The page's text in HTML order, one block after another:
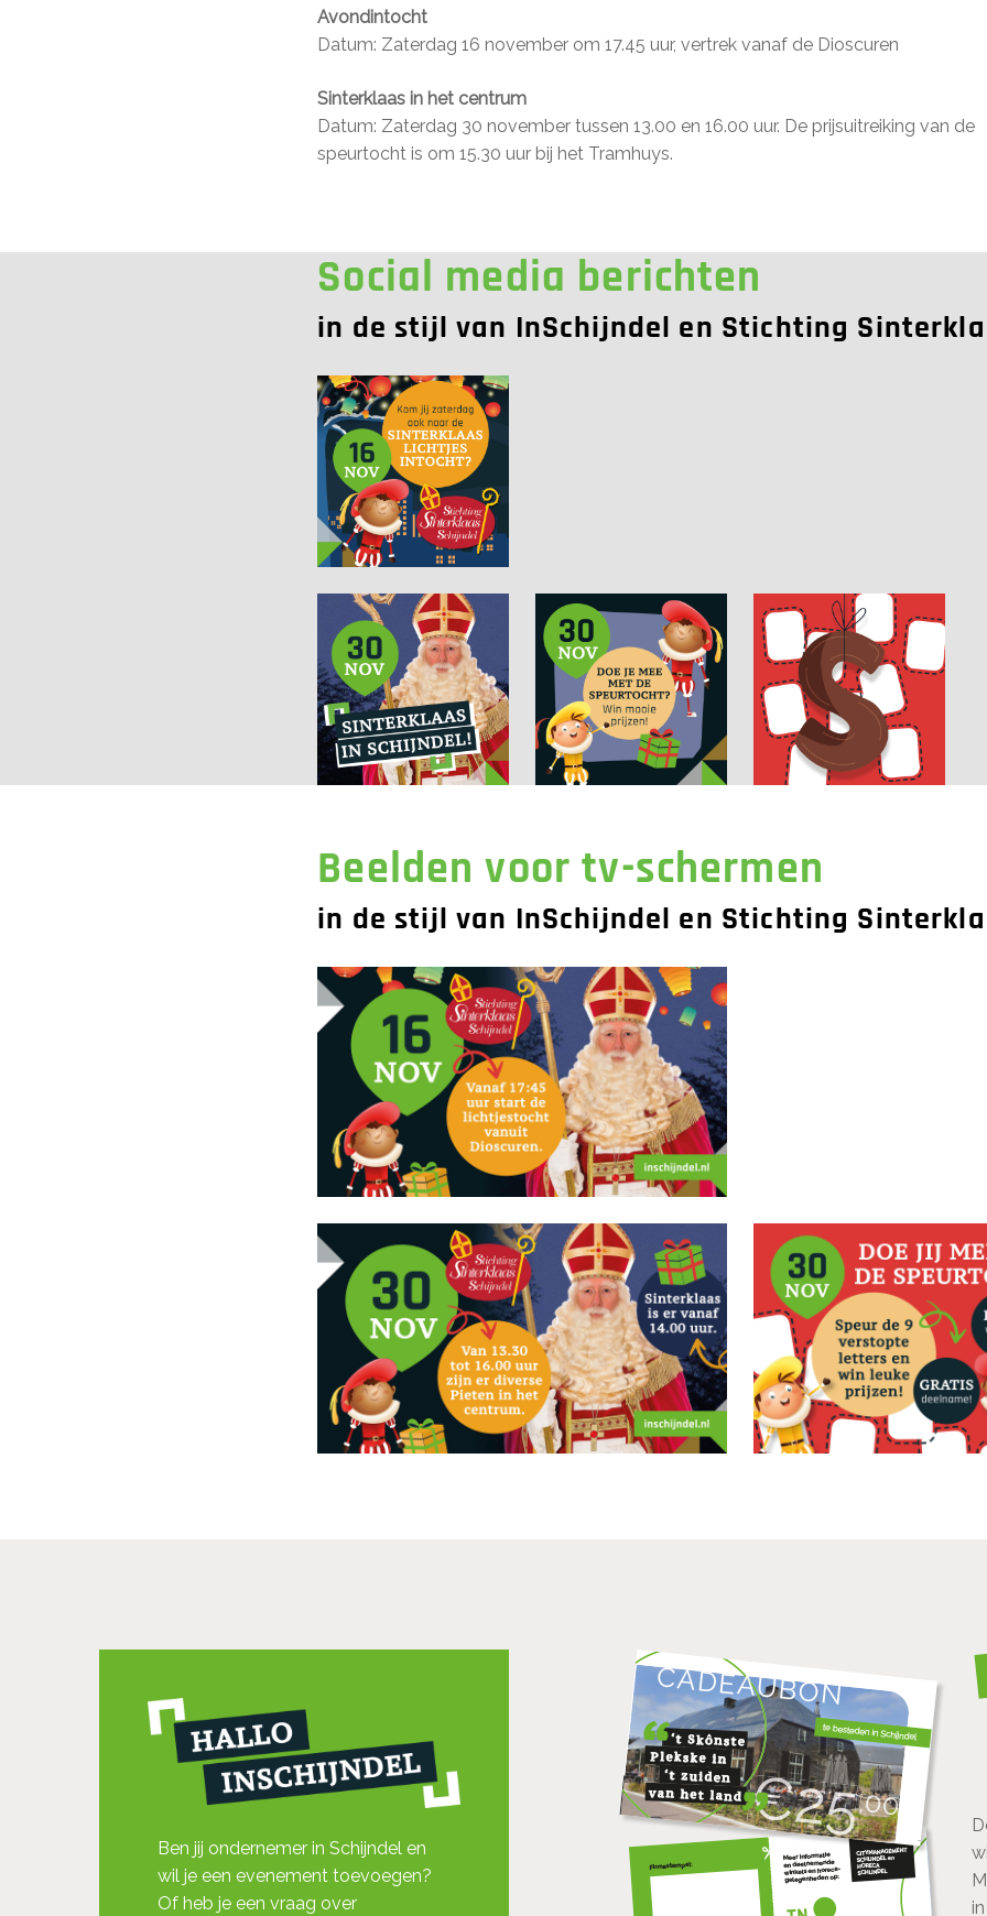
Avondintocht
Datum: Zaterdag 16 november om 17.45 uur, vertrek vanaf de Dioscuren
Sinterklaas in het centrum
Datum: Zaterdag 30 november tussen 13.00 en 16.00 uur. De prijsuitreiking van de
speurtocht is om 15.30 uur bij het Tramhuys.
Social media berichten
in de stijl van InSchijndel en Stichting
Beelden voor tv-schermen
in de stijl van InSchijndel en Stichting
Ben jij ondernemer in Schijndel en
wil je een evenement toevoegen?
Of heb je een vraag over